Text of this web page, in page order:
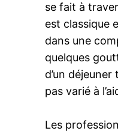
se fait à
est classique
dans une
quelques
d’un
pas varié à
Les